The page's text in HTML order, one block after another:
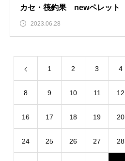
カセ・筏釣果 newペレット
2023.06.28
1 2 3 4
8 9 10 11 12
16 17 18 19 20
24 25 26 27 28